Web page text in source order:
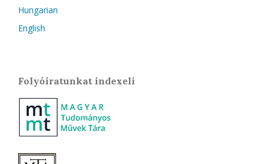
Hungarian
English
Folyóiratunkat indexeli